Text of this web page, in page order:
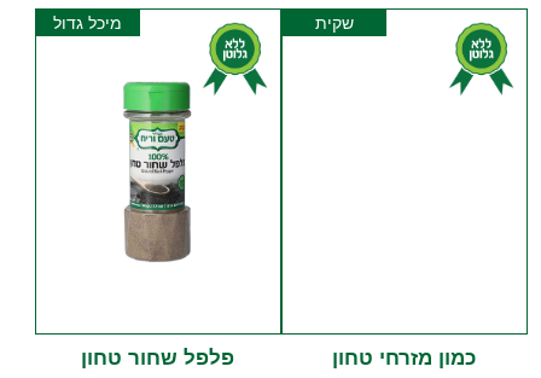
שקית
כמון מזרחי טחון
מיכל גדול
פלפל שחור טחון